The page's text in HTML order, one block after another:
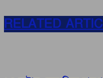
RELATED